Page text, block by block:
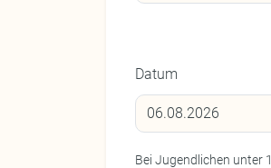
Datum
Bei Jugendlichen unter